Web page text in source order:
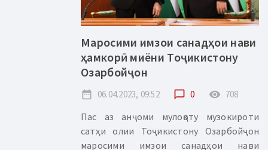
Маросими имзои санадҳои нави
ҳамкорӣ миёни Тоҷикистону
Озарбойҷон
date_range 06.04.2023, 09:52 chat_bubble_outline 0 remove_red_eye 708
Пас аз анҷоми мулоқоту музокироти
сатҳи олии Тоҷикистону Озарбойҷон
маросими имзои санадҳои нави